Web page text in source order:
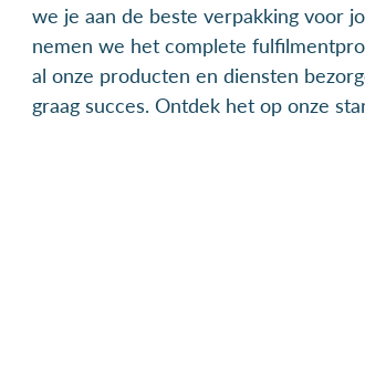
we je aan de beste verpakking voor
nemen we het complete
al onze producten en diensten
graag succes. Ontdek het op onze